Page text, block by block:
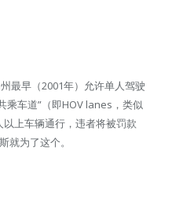
最早（2001年）允许单人驾驶
乘车道”（即HOV lanes，类似
上车辆通行，违者将被罚款
就为了这个。